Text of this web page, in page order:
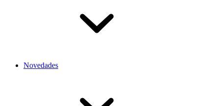
Novedades